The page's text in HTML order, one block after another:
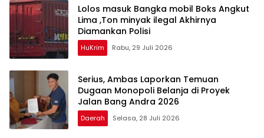
Lolos masuk Bangka mobil Boks Angkut
Lima ,Ton minyak ilegal Akhirnya
Diamankan Polisi
HuKrim Rabu, 29 Juli 2026
Serius, Ambas Laporkan ‎Temuan
Dugaan Monopoli Belanja di Proyek
Jalan Bang Andra 2026
Daerah Selasa, 28 Juli 2026